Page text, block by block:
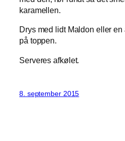
karamellen.
Drys med lidt Maldon eller
på toppen.
Serveres afkølet.
8. september 2015